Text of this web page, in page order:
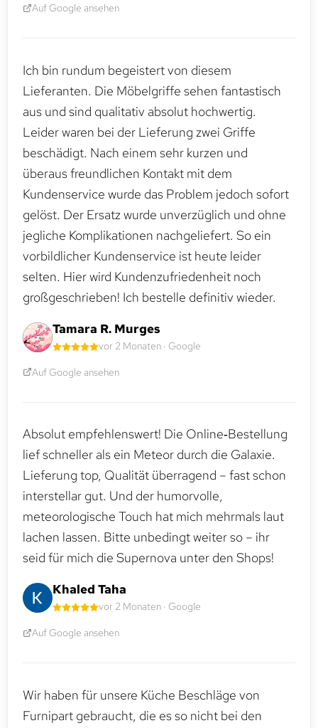
Auf Google ansehen
Ich bin rundum begeistert von diesem
Lieferanten. Die Möbelgriffe sehen fantastisch
aus und sind qualitativ absolut hochwertig.
Leider waren bei der Lieferung zwei Griffe
beschädigt. Nach einem sehr kurzen und
überaus freundlichen Kontakt mit dem
Kundenservice wurde das Problem jedoch sofort
gelöst. Der Ersatz wurde unverzüglich und ohne
jegliche Komplikationen nachgeliefert. So ein
vorbildlicher Kundenservice ist heute leider
selten. Hier wird Kundenzufriedenheit noch
großgeschrieben! Ich bestelle definitiv wieder.
Tamara R. Murges
vor 2 Monaten · Google
Auf Google ansehen
Absolut empfehlenswert! Die Online‑Bestellung
lief schneller als ein Meteor durch die Galaxie.
Lieferung top, Qualität überragend – fast schon
interstellar gut. Und der humorvolle,
meteorologische Touch hat mich mehrmals laut
lachen lassen. Bitte unbedingt weiter so – ihr
seid für mich die Supernova unter den Shops!
Khaled Taha
vor 2 Monaten · Google
Auf Google ansehen
Wir haben für unsere Küche Beschläge von
Furnipart gebraucht, die es so nicht bei den